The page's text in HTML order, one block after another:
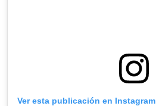
Ver esta publicación en Instagram